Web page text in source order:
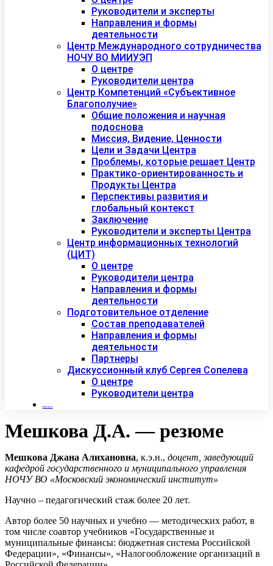
Руководители и эксперты
Направления и формы
деятельности
Центр Международного сотрудничества
НОЧУ ВО МИИУЭП
О центре
Руководители центра
Центр Компетенций «Субъективное
Благополучие»
Общие положения и научная
подоснова
Миссия, Видение, Ценности
Цели и Задачи Центра
Проблемы, которые решает Центр
Практико-ориентированность и
Продукты Центра
Перспективы развития и
глобальный контекст
Заключение
Руководители и эксперты Центра
Центр информационных технологий
(ЦИТ)
О центре
Руководители центра
Направления и формы
деятельности
Подготовительное отделение
Состав преподавателей
Направления и формы
деятельности
Партнеры
Дискуссионный клуб Сергея Сопелева
О центре
Руководители центра
Контакты
Мешкова Д.А. — резюме
Мешкова Джана Алихановна, к.э.н., доцент, заведующий
кафедрой государственного и муниципального управления
НОЧУ ВО «Московский экономический институт»
Научно – педагогический стаж более 20 лет.
Автор более 50 научных и учебно — методических работ, в
том числе соавтор учебников «Государственные и
муниципальные финансы: бюджетная система Российской
Федерации», «Финансы», «Налогообложение организаций в